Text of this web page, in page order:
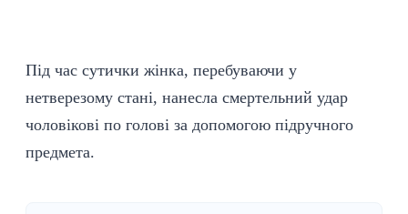
Під час сутички жінка, перебуваючи у
нетверезому стані, нанесла смертельний удар
чоловікові по голові за допомогою підручного
предмета.